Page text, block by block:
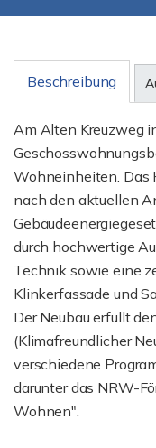
Beschreibung
Am Alten Kreuzweg
Wohneinheiten. Das
nach den aktuellen
durch hochwertige
Technik sowie eine
Klinkerfassade und
Der Neubau erfüllt
(Klimafreundlicher
verschiedene
darunter das NRW-
Wohnen".